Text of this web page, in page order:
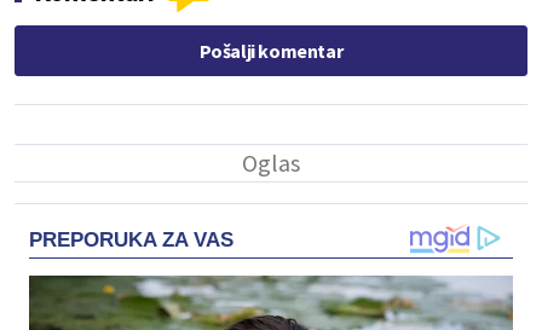
Pošalji komentar
PREPORUKA ZA VAS